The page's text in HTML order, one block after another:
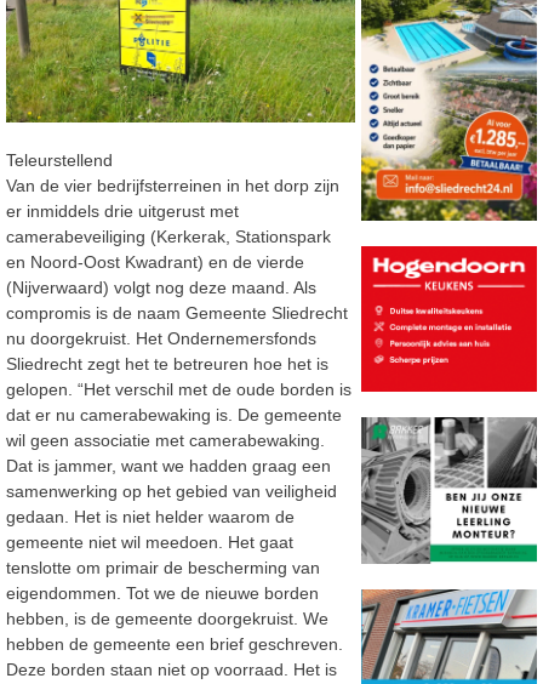
Teleurstellend
Van de vier bedrijfsterreinen in het dorp zijn
er inmiddels drie uitgerust met
camerabeveiliging (Kerkerak, Stationspark
en Noord-Oost Kwadrant) en de vierde
(Nijverwaard) volgt nog deze maand. Als
compromis is de naam Gemeente Sliedrecht
nu doorgekruist. Het Ondernemersfonds
Sliedrecht zegt het te betreuren hoe het is
gelopen. “Het verschil met de oude borden is
dat er nu camerabewaking is. De gemeente
wil geen associatie met camerabewaking.
Dat is jammer, want we hadden graag een
samenwerking op het gebied van veiligheid
gedaan. Het is niet helder waarom de
gemeente niet wil meedoen. Het gaat
tenslotte om primair de bescherming van
eigendommen. Tot we de nieuwe borden
hebben, is de gemeente doorgekruist. We
hebben de gemeente een brief geschreven.
Deze borden staan niet op voorraad. Het is